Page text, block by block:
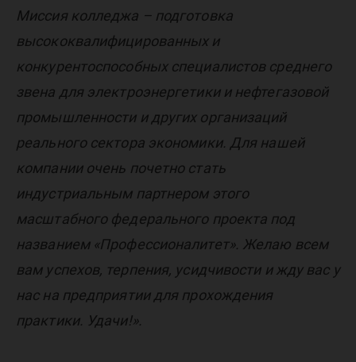
Миссия колледжа – подготовка
высококвалифицированных и
конкурентоспособных специалистов среднего
звена для электроэнергетики и нефтегазовой
промышленности и других организаций
реального сектора экономики. Для нашей
компании очень почетно стать
индустриальным партнером этого
масштабного федерального проекта под
названием «Профессионалитет». Желаю всем
вам успехов, терпения, усидчивости и жду вас у
нас на предприятии для прохождения
практики. Удачи!».